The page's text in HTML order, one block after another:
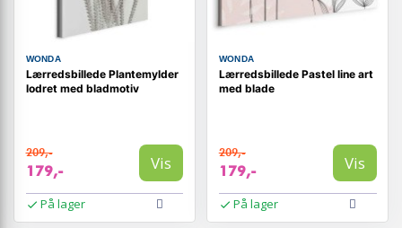
WONDA
Lærredsbillede Plantemylder
lodret med bladmotiv
209,-
179,- Vis
På lager
WONDA
Lærredsbillede Pastel line art
med blade
209,-
179,- Vis
På lager